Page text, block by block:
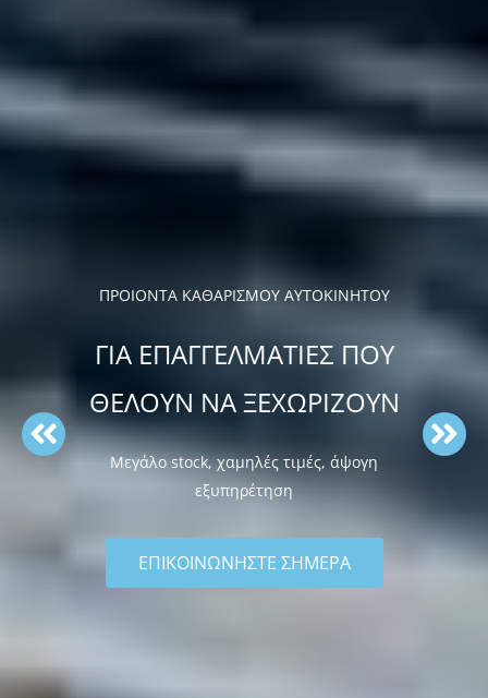
ΠΡΟΙΟΝΤΑ ΚΑΘΑΡΙΣΜΟΥ ΑΥΤΟΚΙΝΗΤΟΥ
ΓΙΑ ΕΠΑΓΓΕΛΜΑΤΙΕΣ ΠΟΥ
ΘΕΛΟΥΝ ΝΑ ΞΕΧΩΡΙΖΟΥΝ
Μεγάλο stock, χαμηλές τιμές, άψογη
εξυπηρέτηση
ΕΠΙΚΟΙΝΩΝΗΣΤΕ ΣΗΜΕΡΑ